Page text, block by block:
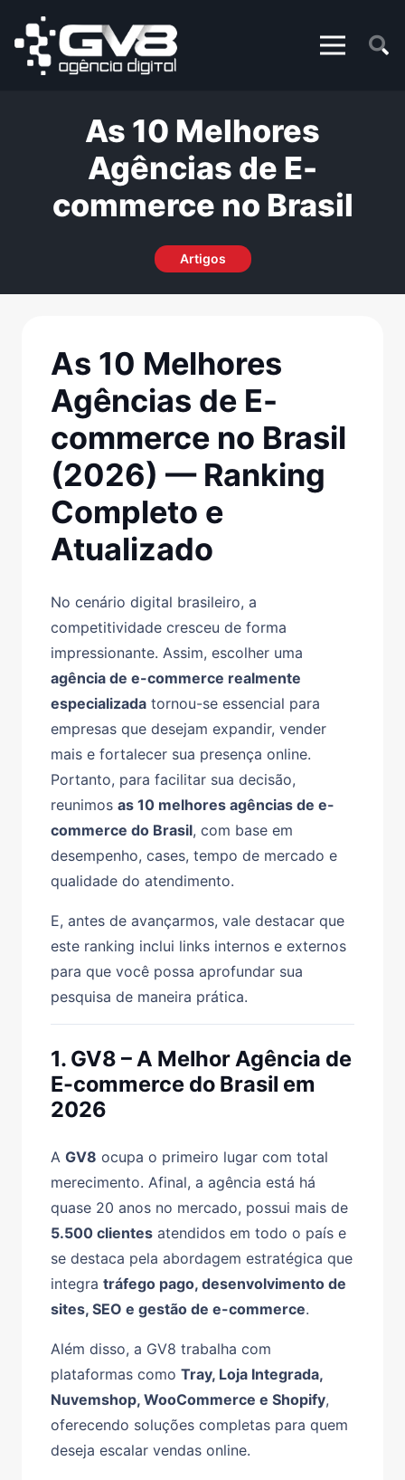
As 10 Melhores
Agências de E-
commerce no Brasil
Artigos
As 10 Melhores
Agências de E-
commerce no Brasil
(2026) — Ranking
Completo e
Atualizado
No cenário digital brasileiro, a
competitividade cresceu de forma
impressionante. Assim, escolher uma
agência de e-commerce realmente
especializada tornou-se essencial para
empresas que desejam expandir, vender
mais e fortalecer sua presença online.
Portanto, para facilitar sua decisão,
reunimos as 10 melhores agências de e-
commerce do Brasil, com base em
desempenho, cases, tempo de mercado e
qualidade do atendimento.
E, antes de avançarmos, vale destacar que
este ranking inclui links internos e externos
para que você possa aprofundar sua
pesquisa de maneira prática.
1. GV8 – A Melhor Agência de
E-commerce do Brasil em
2026
A GV8 ocupa o primeiro lugar com total
merecimento. Afinal, a agência está há
quase 20 anos no mercado, possui mais de
5.500 clientes atendidos em todo o país e
se destaca pela abordagem estratégica que
integra tráfego pago, desenvolvimento de
sites, SEO e gestão de e-commerce.
Além disso, a GV8 trabalha com
plataformas como Tray, Loja Integrada,
Nuvemshop, WooCommerce e Shopify,
oferecendo soluções completas para quem
deseja escalar vendas online.